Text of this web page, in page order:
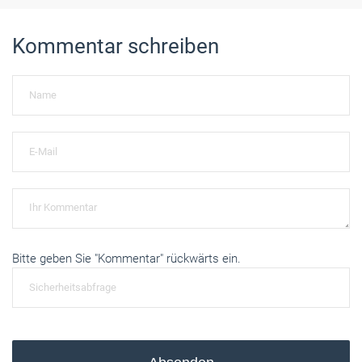
Kommentar schreiben
Bitte geben Sie "Kommentar" rückwärts ein.